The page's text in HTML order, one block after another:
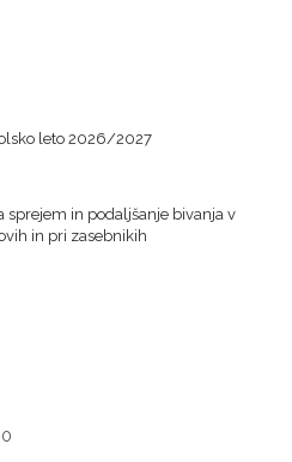
leto 2026/2027
sprejem in podaljšanje bivanja v
in pri zasebnikih